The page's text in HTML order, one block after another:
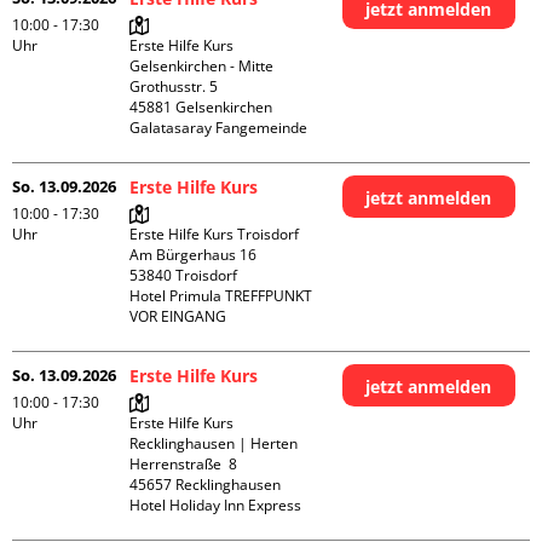
10:00 - 17:30
Uhr
Erste Hilfe Kurs
Gelsenkirchen - Mitte
Grothusstr. 5
45881 Gelsenkirchen
Galatasaray Fangemeinde
jetzt anmelden
So. 13.09.2026
10:00 - 17:30
Uhr
Erste Hilfe Kurs
Erste Hilfe Kurs Troisdorf
Am Bürgerhaus 16
53840 Troisdorf
Hotel Primula TREFFPUNKT
VOR EINGANG
jetzt anmelden
So. 13.09.2026
10:00 - 17:30
Uhr
Erste Hilfe Kurs
Erste Hilfe Kurs
Recklinghausen | Herten
Herrenstraße  8
45657 Recklinghausen
Hotel Holiday Inn Express
jetzt anmelden